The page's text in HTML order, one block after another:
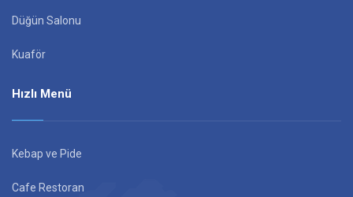
Düğün Salonu
Kuaför
Hızlı Menü
Kebap ve Pide
Cafe Restoran